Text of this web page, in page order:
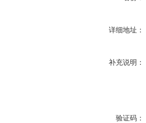
详细地址：
补充说明：
验证码：